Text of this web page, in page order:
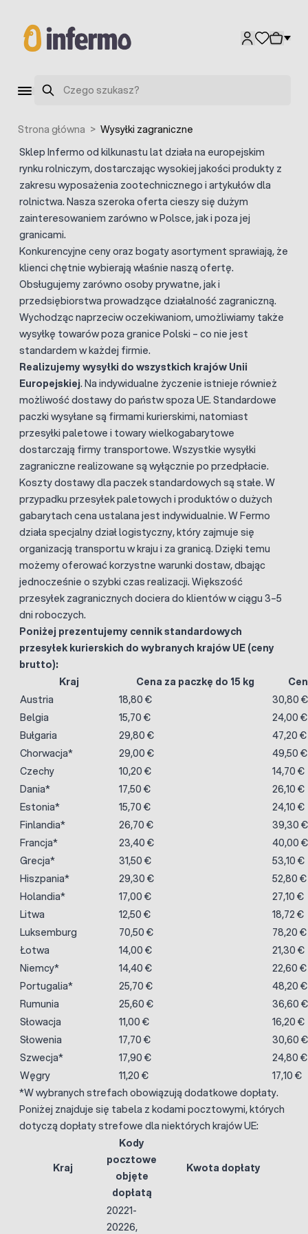
Szukaj
Strona główna > Wysyłki zagraniczne
Sklep Infermo od kilkunastu lat działa na europejskim
rynku rolniczym, dostarczając wysokiej jakości produkty z
zakresu wyposażenia zootechnicznego i artykułów dla
rolnictwa. Nasza szeroka oferta cieszy się dużym
zainteresowaniem zarówno w Polsce, jak i poza jej
granicami.
Konkurencyjne ceny oraz bogaty asortyment sprawiają, że
klienci chętnie wybierają właśnie naszą ofertę.
Obsługujemy zarówno osoby prywatne, jak i
przedsiębiorstwa prowadzące działalność zagraniczną.
Wychodząc naprzeciw oczekiwaniom, umożliwiamy także
wysyłkę towarów poza granice Polski – co nie jest
standardem w każdej firmie.
Realizujemy wysyłki do wszystkich krajów Unii
Europejskiej. Na indywidualne życzenie istnieje również
możliwość dostawy do państw spoza UE. Standardowe
paczki wysyłane są firmami kurierskimi, natomiast
przesyłki paletowe i towary wielkogabarytowe
dostarczają firmy transportowe. Wszystkie wysyłki
zagraniczne realizowane są wyłącznie po przedpłacie.
Koszty dostawy dla paczek standardowych są stałe. W
przypadku przesyłek paletowych i produktów o dużych
gabarytach cena ustalana jest indywidualnie. W Fermo
działa specjalny dział logistyczny, który zajmuje się
organizacją transportu w kraju i za granicą. Dzięki temu
możemy oferować korzystne warunki dostaw, dbając
jednocześnie o szybki czas realizacji. Większość
przesyłek zagranicznych dociera do klientów w ciągu 3–5
dni roboczych.
Poniżej prezentujemy cennik standardowych
przesyłek kurierskich do wybranych krajów UE (ceny
brutto):
Kraj
Cena za paczkę do 15 kg
Austria
18,80 €
30,80 €
Belgia
15,70 €
24,00 €
Bułgaria
29,80 €
47,20 €
Chorwacja*
29,00 €
49,50 €
Czechy
10,20 €
14,70 €
Dania*
17,50 €
26,10 €
Estonia*
15,70 €
24,10 €
Finlandia*
26,70 €
39,30 €
Francja*
23,40 €
40,00 €
Grecja*
31,50 €
53,10 €
Hiszpania*
29,30 €
52,80 €
Holandia*
17,00 €
27,10 €
Litwa
12,50 €
18,72 €
Luksemburg
70,50 €
78,20 €
Łotwa
14,00 €
21,30 €
Niemcy*
14,40 €
22,60 €
Portugalia*
25,70 €
48,20 €
Rumunia
25,60 €
36,60 €
Słowacja
11,00 €
16,20 €
Słowenia
17,70 €
30,60 €
Szwecja*
17,90 €
24,80 €
Węgry
11,20 €
17,10 €
*W wybranych strefach obowiązują dodatkowe dopłaty.
Poniżej znajduje się tabela z kodami pocztowymi, których
dotyczą dopłaty strefowe dla niektórych krajów UE:
Kraj
Kody
pocztowe
objęte
dopłatą
Kwota dopłaty
20221-
20226,